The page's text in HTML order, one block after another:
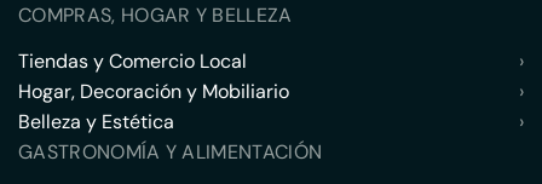
COMPRAS, HOGAR Y BELLEZA
Tiendas y Comercio Local
›
Hogar, Decoración y Mobiliario
›
Belleza y Estética
›
GASTRONOMÍA Y ALIMENTACIÓN